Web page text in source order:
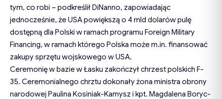
tym, co robi – podkreślił DiNanno, zapowiadając
jednocześnie, że USA powiększą o 4 mld dolarów pulę
dostępną dla Polski w ramach programu Foreign Military
Financing, w ramach którego Polska może m.in. finansować
zakupy sprzętu wojskowego w USA.
Ceremonię w bazie w Łasku zakończył chrzest polskich F-
35. Ceremonialnego chrztu dokonały żona ministra obrony
narodowej Paulina Kosiniak-Kamysz i kpt. Magdalena Boryc-